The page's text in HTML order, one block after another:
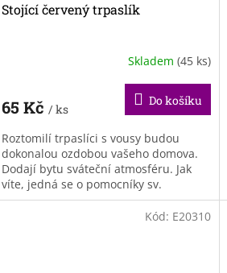
Stojící červený trpaslík
Skladem (45 ks)
65 Kč / ks
Do košíku
Roztomilí trpaslíci s vousy budou
dokonalou ozdobou vašeho domova.
Dodají bytu sváteční atmosféru. Jak
víte, jedná se o pomocníky sv.
Mikuláše. Vyzdobit si jím můžete
Kód: E20310